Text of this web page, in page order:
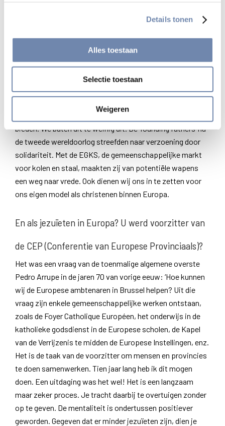
Details tonen
Alles toestaan
Selectie toestaan
Weigeren
Als provinciaal werd ik telkens opnieuw getroffen door het
vertrouwen dat medebroeders je geven, maar tegelijk dat
Europa ligt u nauw aan het hart?
Er zit Europees bloed in mijn aderen. Ik ben een overtuigd
in contact. Europa heeft een eigen model aan de wereld te
bieden. We baten dit te weinig uit. De ‘founding fathers’ na
de tweede wereldoorlog streefden naar verzoening door
solidariteit. Met de EGKS, de gemeenschappelijke markt
voor kolen en staal, maakten zij van potentiële wapens
een weg naar vrede. Ook dienen wij ons in te zetten voor
ons eigen model als christenen binnen Europa.
En als jezuïeten in Europa? U werd voorzitter van
de CEP (Conferentie van Europese Provinciaals)?
Het was een vraag van de toenmalige algemene overste
Pedro Arrupe in de jaren 70 van vorige eeuw: ‘Hoe kunnen
wij de Europese ambtenaren in Brussel helpen? Uit die
vraag zijn enkele gemeenschappelijke werken ontstaan,
zoals de Foyer Catholique Européen, het onderwijs in de
katholieke godsdienst in de Europese scholen, de Kapel
van de Verrijzenis te midden de Europese Instellingen, enz.
Het is de taak van de voorzitter om mensen en provincies
te doen samenwerken. Tien jaar lang heb ik dit mogen
doen. Een uitdaging was het wel! Het is een langzaam
maar zeker proces. Je tracht daarbij te overtuigen zonder
op te geven. De mentaliteit is ondertussen positiever
geworden. Gegeven dat er minder jezuïeten zijn, dien je